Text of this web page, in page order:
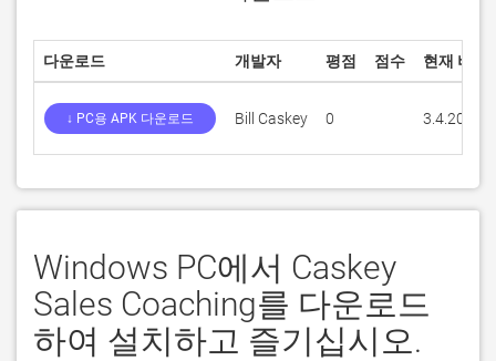
다운로드 개발자 평점 점수 현재 버전
↓ PC용 APK 다운로드 Bill Caskey 0 3.4.20
Windows PC에서 Caskey
Sales Coaching를 다운로드
하여 설치하고 즐기십시오.